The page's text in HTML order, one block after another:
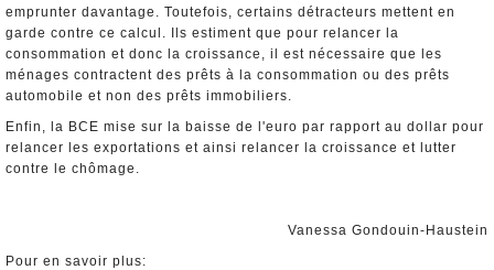
emprunter davantage. Toutefois, certains détracteurs mettent en
garde contre ce calcul. Ils estiment que pour relancer la
consommation et donc la croissance, il est nécessaire que les
ménages contractent des prêts à la consommation ou des prêts
automobile et non des prêts immobiliers.
Enfin, la BCE mise sur la baisse de l'euro par rapport au dollar pour
relancer les exportations et ainsi relancer la croissance et lutter
contre le chômage.
Vanessa Gondouin-Haustein
Pour en savoir plus: